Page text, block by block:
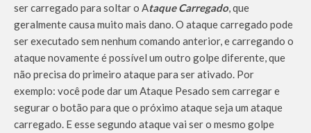
ser carregado para soltar o Ataque Carregado, que
geralmente causa muito mais dano. O ataque carregado pode
ser executado sem nenhum comando anterior, e carregando o
ataque novamente é possível um outro golpe diferente, que
não precisa do primeiro ataque para ser ativado. Por
exemplo: você pode dar um Ataque Pesado sem carregar e
segurar o botão para que o próximo ataque seja um ataque
carregado. E esse segundo ataque vai ser o mesmo golpe